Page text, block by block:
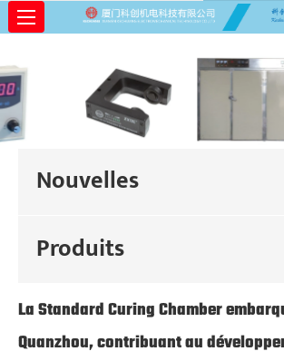
Nouvelles
Produits
La Standard Curing Chamber
Quanzhou, contribuant au